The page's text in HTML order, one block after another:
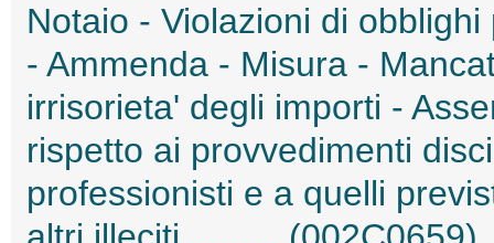
Notaio - Violazioni di
- Ammenda - Misura -
irrisorieta' degli importi -
rispetto ai provvedimenti
professionisti e a quelli